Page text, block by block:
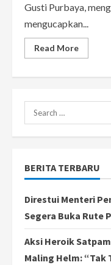
Gusti Purbaya,
mengucapkan...
Read MoreRead
more
ambil
Search
for:
BERITA TERBARU
Direstui Menteri
Segera Buka Rute
Aksi Heroik
Maling Helm: “Tak